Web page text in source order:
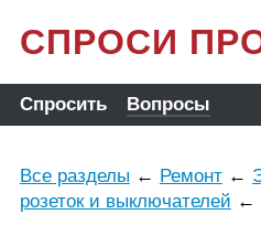
СПРОСИ
Спросить Вопросы
Все разделы ← Ремонт←
розеток и выключателей ←